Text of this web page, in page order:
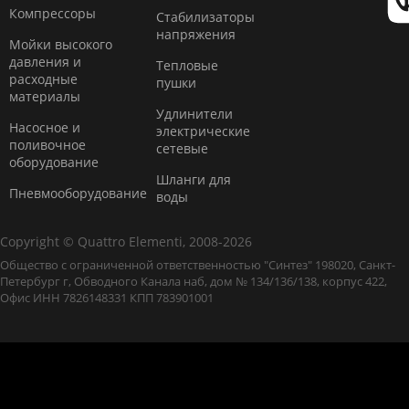
Компресcоры
Мойки высокого
давления и
расходные
материалы
Насосное и
поливочное
оборудование
Пневмооборудование
Стабилизаторы
напряжения
Тепловые
пушки
Удлинители
электрические
сетевые
Шланги для
воды
Copyright © Quattro Elementi, 2008-2026
Общество с ограниченной ответственностью "Синтез" 198020, Санкт-
Петербург г, Обводного Канала наб, дом № 134/136/138, корпус 422,
Офис ИНН 7826148331 КПП 783901001